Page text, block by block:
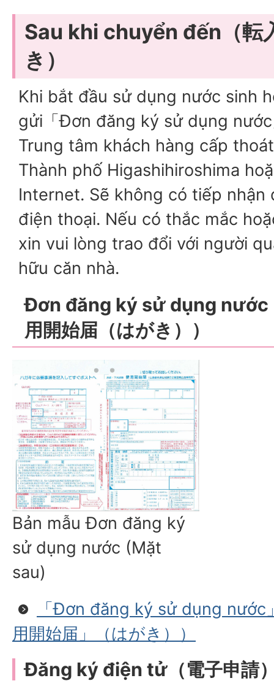
Sau khi chuyển đến（転
き）
Khi bắt đầu sử dụng nước sinh
gửi「Đơn đăng ký sử dụng
Trung tâm khách hàng cấp
Thành phố Higashihiroshima
Internet. Sẽ không có tiếp nhận
điện thoại. Nếu có thắc mắc
xin vui lòng trao đổi với người
hữu căn nhà.
Đơn đăng ký sử dụng nước
用開始届（はがき））
Bản mẫu Đơn đăng ký
sử dụng nước (Mặt
sau)
「Đơn đăng ký sử dụng nước
用開始届」（はがき））
Đăng ký điện tử（電子申請